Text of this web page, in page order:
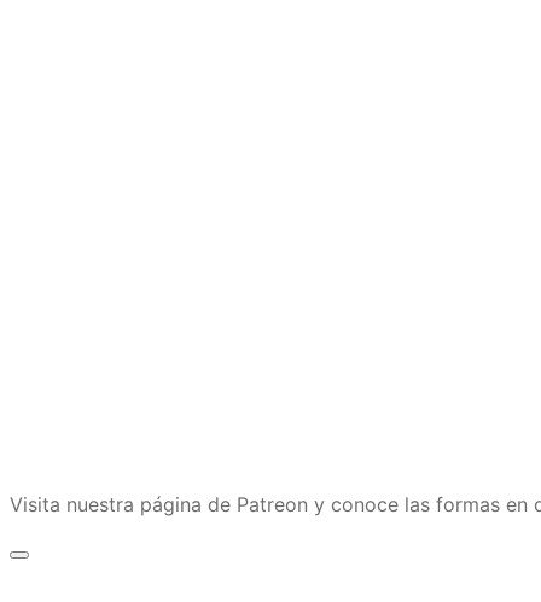
Visita nuestra página de Patreon y conoce las formas en